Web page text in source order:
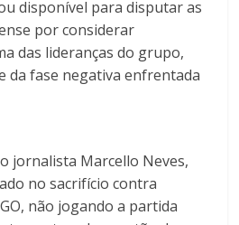
disponível para disputar as
por considerar
das lideranças do grupo,
da fase negativa enfrentada
jornalista Marcello Neves,
no sacrifício contra
não jogando a partida